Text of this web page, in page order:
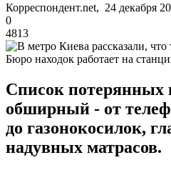
Корреспондент.net, 24 декабря
0
4813
Бюро находок работает на
Список потерянных
обширный - от
до газонокосилок,
надувных матрасов.